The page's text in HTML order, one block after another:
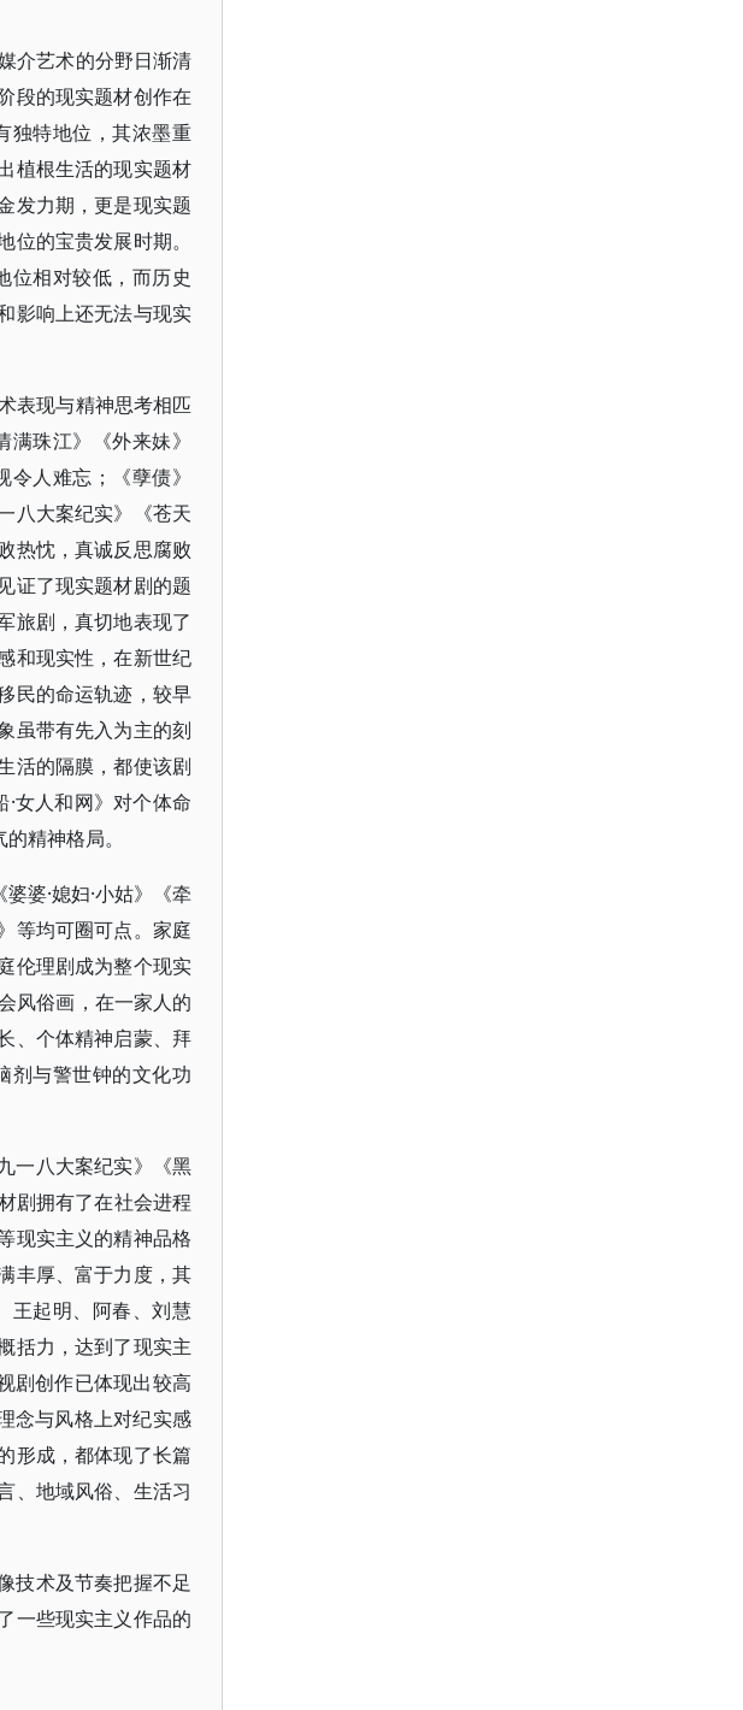
介艺术的分野日渐清
段的现实题材创作在
独特地位，其浓墨重
植根生活的现实题材
发力期，更是现实题
的宝贵发展时期。
位相对较低，而历史
影响上还无法与现实
表现与精神思考相匹
珠江》《外来妹》
人难忘；《孽债》
八大案纪实》《苍天
热忱，真诚反思腐败
证了现实题材剧的题
旅剧，真切地表现了
和现实性，在新世纪
民的命运轨迹，较早
虽带有先入为主的刻
活的隔膜，都使该剧
女人和网》对个体命
精神格局。
婆·媳妇·小姑》《牵
等均可圈可点。家庭
伦理剧成为整个现实
风俗画，在一家人的
、个体精神启蒙、拜
剂与警世钟的文化功
一八大案纪实》《黑
剧拥有了在社会进程
现实主义的精神品格
丰厚、富于力度，其
王起明、阿春、刘慧
括力，达到了现实主
剧创作已体现出较高
念与风格上对纪实感
形成，都体现了长篇
、地域风俗、生活习
技术及节奏把握不足
一些现实主义作品的